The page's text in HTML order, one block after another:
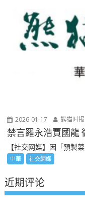
2026-01-17 熊猫时报
禁言羅永浩賈國龍
【社交网媒】因「預製
中華 社交網媒
近期评论